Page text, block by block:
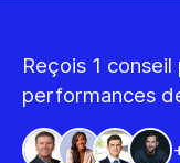
Reçois 1
performances